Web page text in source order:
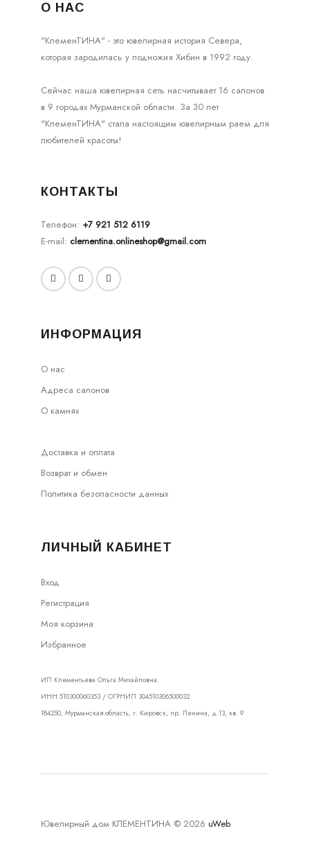
О НАС
"КлеменТИНА" - это ювелирная история Севера,
которая зародилась у подножия Хибин в 1992 году.
Сейчас наша ювелирная сеть насчитывает 16 салонов
в 9 городах Мурманской области. За 30 лет
"КлеменТИНА" стала настоящим ювелирным раем для
любителей красоты!
КОНТАКТЫ
Телефон: +7 921 512 6119
E-mail: clementina.onlineshop@gmail.com
ИНФОРМАЦИЯ
О нас
Адреса салонов
О камнях
Доставка и оплата
Возврат и обмен
Политика безопасности данных
ЛИЧНЫЙ КАБИНЕТ
Вход
Регистрация
Моя корзина
Избранное
ИП Клементьева Ольга Михайловна.
ИНН 510300060353 / ОГРНИП 304510306500032
184250, Мурманская область, г. Кировск, пр. Ленина, д.13, кв. 9
Ювелирный дом КЛЕМЕНТИНА © 2026 uWeb